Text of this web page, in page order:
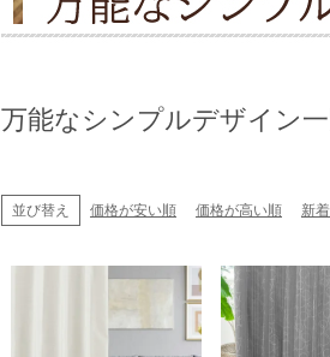
万能なシンプルデザイン
並び替え 価格が安い順 価格が高い順 新